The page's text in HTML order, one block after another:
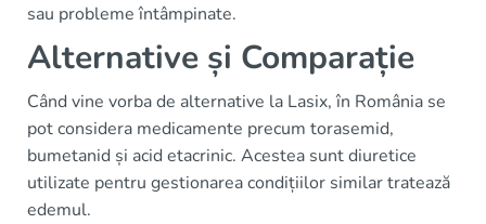
sau probleme întâmpinate.
Alternative și Comparație
Când vine vorba de alternative la Lasix, în România se
pot considera medicamente precum torasemid,
bumetanid și acid etacrinic. Acestea sunt diuretice
utilizate pentru gestionarea condițiilor similar tratează
edemul.